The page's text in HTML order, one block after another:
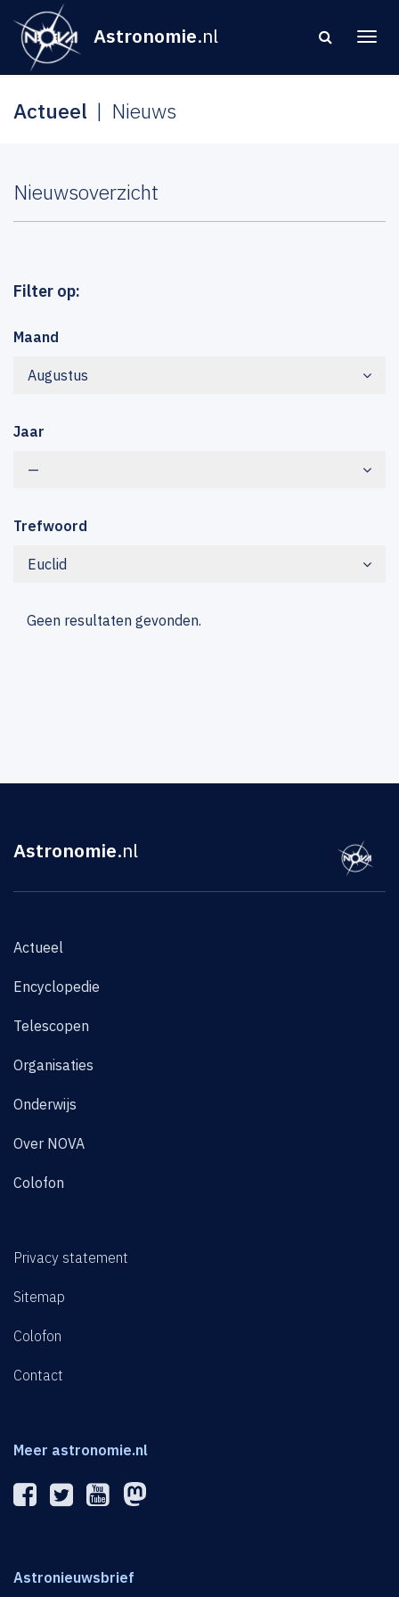
Astronomie.nl
Actueel Nieuws
Nieuwsoverzicht
Filter op:
Maand
Augustus
Jaar
—
Trefwoord
Euclid
Geen resultaten gevonden.
Astronomie.nl
Actueel
Encyclopedie
Telescopen
Organisaties
Onderwijs
Over NOVA
Colofon
Privacy statement
Sitemap
Colofon
Contact
Meer astronomie.nl
Astronieuwsbrief